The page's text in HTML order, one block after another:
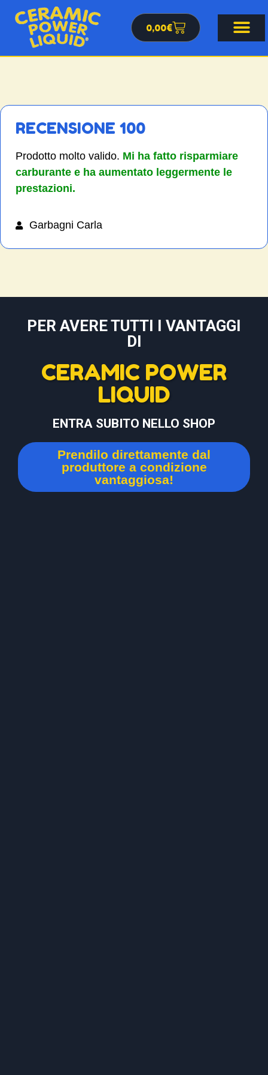
0,00€
RECENSIONE 100
Prodotto molto valido. Mi ha fatto risparmiare
carburante e ha aumentato leggermente le
prestazioni.
Garbagni Carla
PER AVERE TUTTI I VANTAGGI
DI
CERAMIC POWER
LIQUID
ENTRA SUBITO NELLO SHOP
Prendilo direttamente dal
produttore a condizione
vantaggiosa!